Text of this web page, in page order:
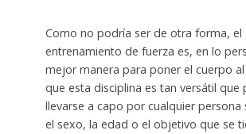
Como no podría ser de otra forma, el
entrenamiento de fuerza es, en lo
mejor manera para poner el cuerpo al
que esta disciplina es tan versátil que
llevarse a capo por cualquier persona
el sexo, la edad o el objetivo que se